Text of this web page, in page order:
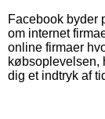
Facebook byder
om internet
online firmaer
købsoplevelsen,
dig et indtryk af